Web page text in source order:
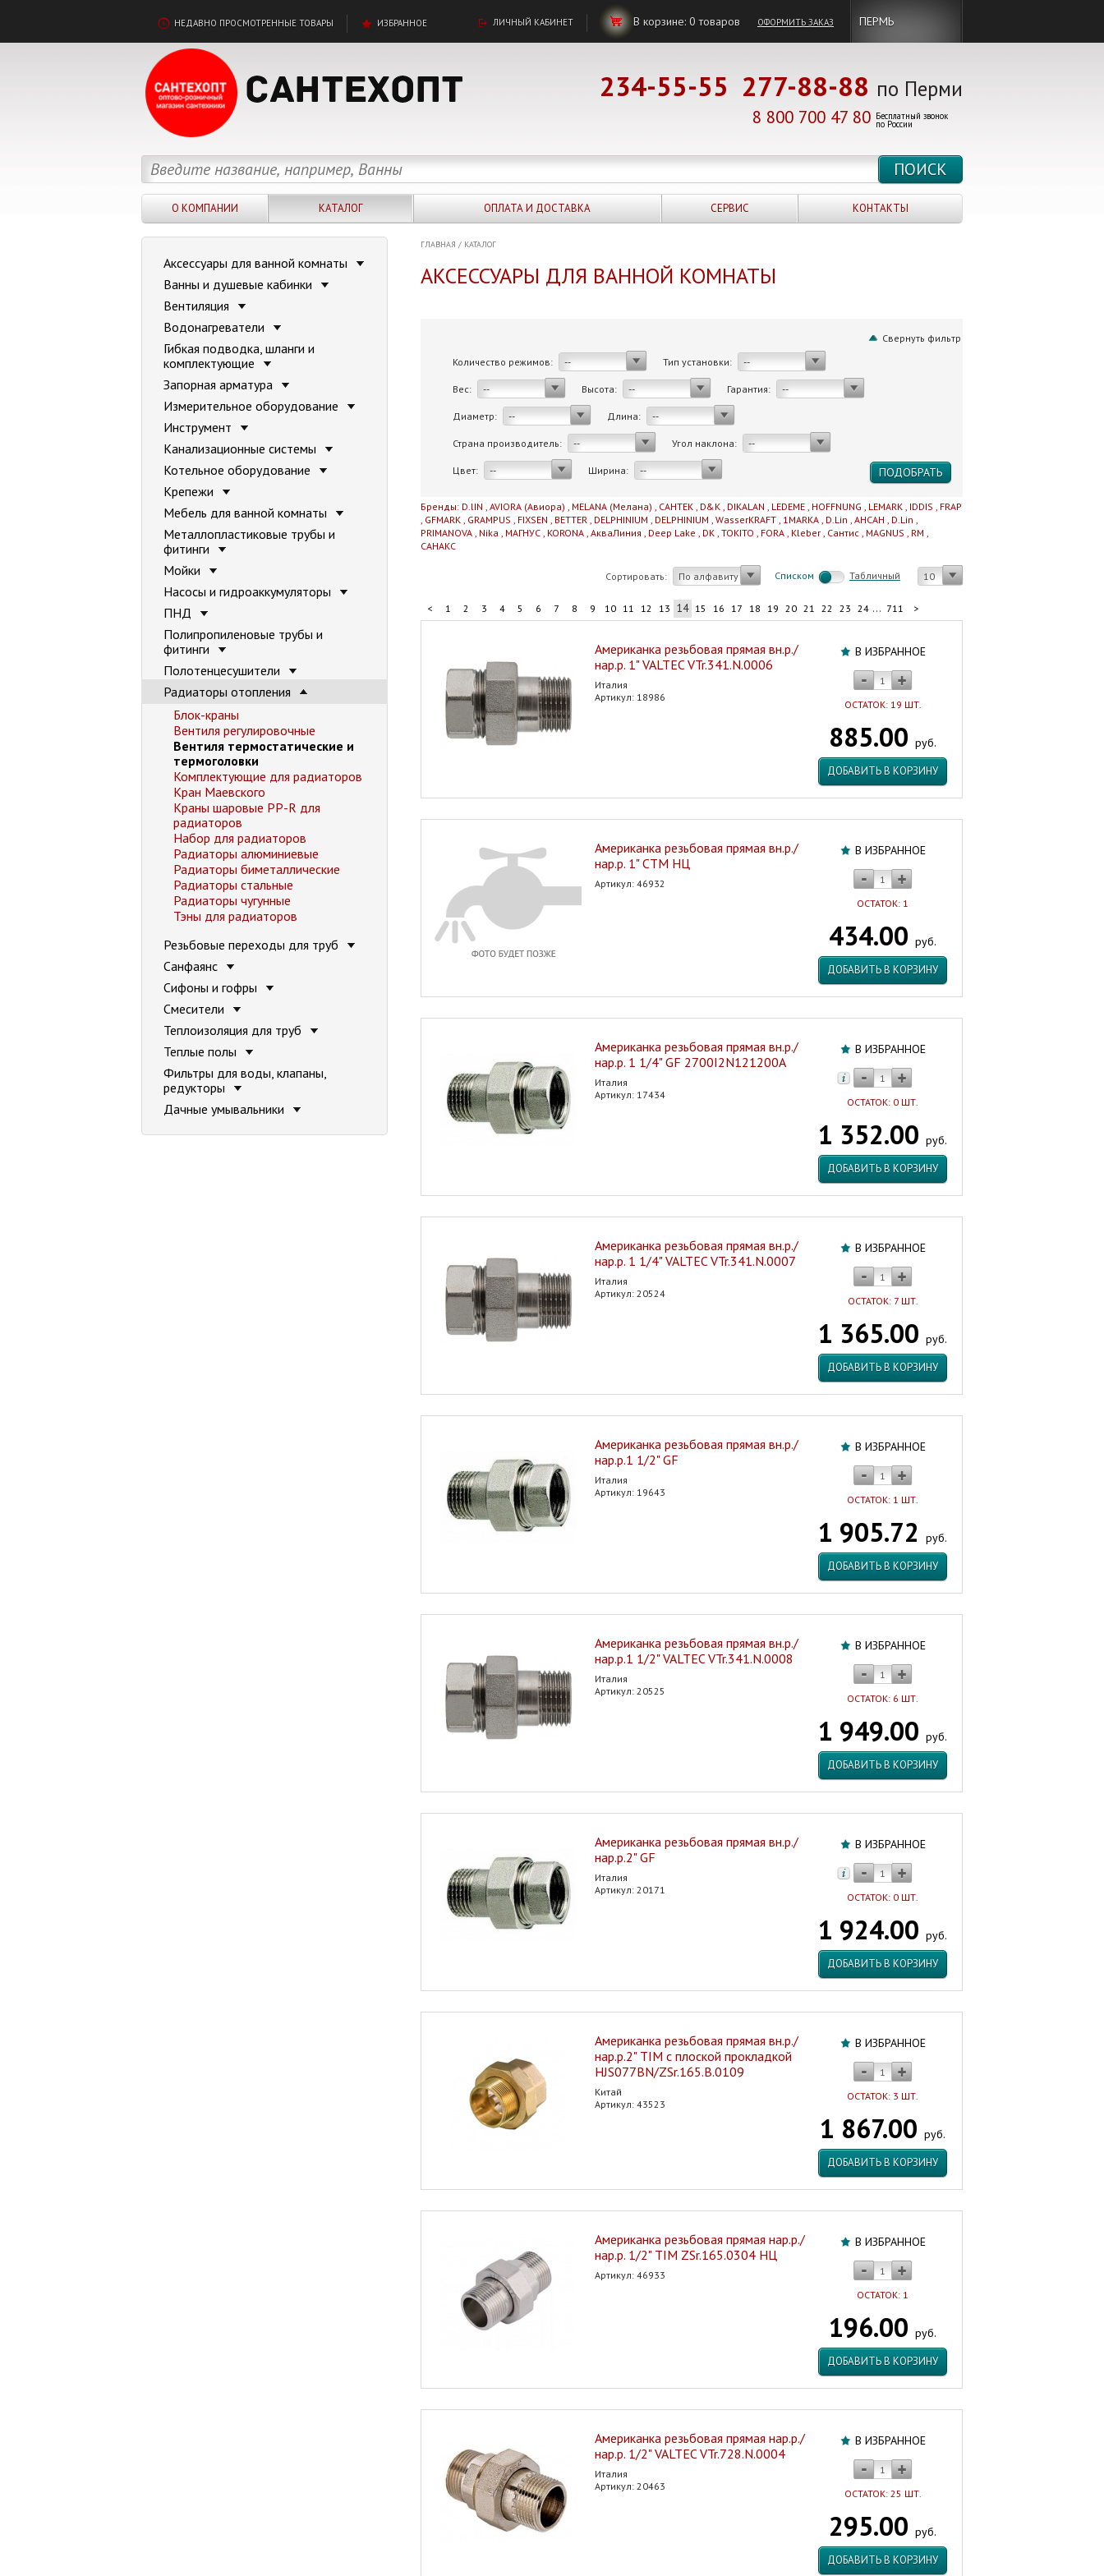
НЕДАВНО ПРОСМОТРЕННЫЕ ТОВАРЫ ИЗБРАННОЕ ЛИЧНЫЙ КАБИНЕТ В корзине: 0товаров ОФОРМИТЬ ЗАКАЗ ПЕРМЬ
234-55-55 277-88-88 по Перми
8 800 700 47 80 Бесплатный звонок
по России
О КОМПАНИИ КАТАЛОГ ОПЛАТА И ДОСТАВКА СЕРВИС КОНТАКТЫ
ГЛАВНАЯ / КАТАЛОГ
АКСЕССУАРЫ ДЛЯ ВАННОЙ КОМНАТЫ
Свернуть фильтр
Количество режимов:
-- Тип установки: --
Вес: -- Высота: -- Гарантия: --
Диаметр: -- Длина: --
Страна производитель: -- Угол наклона: --
Цвет: -- Ширина: --
Бренды: D.lIN , AVIORA (Авиора) , MELANA (Мелана) , САНТЕК , D&K , DIKALAN , LEDEME , HOFFNUNG , LEMARK , IDDIS , FRAP
, GFMARK , GRAMPUS , FIXSEN , BETTER , DELPHINIUM , DELPHINIUM , WasserKRAFT , 1MARKA , D.Lin , AHCAH , D.Lin ,
PRIMANOVA , Nika , МАГНУС , KORONA , АкваЛиния , Deep Lake , DK , TOKITO , FORA , Kleber , Сантис , MAGNUS , RM ,
САНАКС
Сортировать: По алфавиту Cписком Табличный 10
< 1 2 3 4 5 6 7 8 9 10 11 12 13 14 15 16 17 18 19 20 21 22 23 24 ... 711 >
В ИЗБРАННОЕ
ОСТАТОК: 19 ШТ.
885.00 руб.
ДОБАВИТЬ В КОРЗИНУ
Американка резьбовая прямая вн.р./
нар.р. 1" VALTEC VTr.341.N.0006
Италия
Артикул: 18986
В ИЗБРАННОЕ
ОСТАТОК: 1
434.00 руб.
ДОБАВИТЬ В КОРЗИНУ
Американка резьбовая прямая вн.р./
нар.р. 1" СТМ НЦ
Артикул: 46932
В ИЗБРАННОЕ
ОСТАТОК: 0 ШТ.
1 352.00 руб.
ДОБАВИТЬ В КОРЗИНУ
Американка резьбовая прямая вн.р./
нар.р. 1 1/4" GF 2700I2N121200A
Италия
Артикул: 17434
В ИЗБРАННОЕ
ОСТАТОК: 7 ШТ.
1 365.00 руб.
ДОБАВИТЬ В КОРЗИНУ
Американка резьбовая прямая вн.р./
нар.р. 1 1/4" VALTEC VTr.341.N.0007
Италия
Артикул: 20524
В ИЗБРАННОЕ
ОСТАТОК: 1 ШТ.
1 905.72 руб.
ДОБАВИТЬ В КОРЗИНУ
Американка резьбовая прямая вн.р./
нар.р.1 1/2" GF
Италия
Артикул: 19643
В ИЗБРАННОЕ
ОСТАТОК: 6 ШТ.
1 949.00 руб.
ДОБАВИТЬ В КОРЗИНУ
Американка резьбовая прямая вн.р./
нар.р.1 1/2" VALTEC VTr.341.N.0008
Италия
Артикул: 20525
В ИЗБРАННОЕ
ОСТАТОК: 0 ШТ.
1 924.00 руб.
ДОБАВИТЬ В КОРЗИНУ
Американка резьбовая прямая вн.р./
нар.р.2" GF
Италия
Артикул: 20171
В ИЗБРАННОЕ
ОСТАТОК: 3 ШТ.
1 867.00 руб.
ДОБАВИТЬ В КОРЗИНУ
Американка резьбовая прямая вн.р./
нар.р.2" TIM с плоской прокладкой
HJS077BN/ZSr.165.B.0109
Китай
Артикул: 43523
В ИЗБРАННОЕ
ОСТАТОК: 1
196.00 руб.
ДОБАВИТЬ В КОРЗИНУ
Американка резьбовая прямая нар.р./
нар.р. 1/2" TIM ZSr.165.0304 НЦ
Артикул: 46933
В ИЗБРАННОЕ
ОСТАТОК: 25 ШТ.
295.00 руб.
ДОБАВИТЬ В КОРЗИНУ
Американка резьбовая прямая нар.р./
нар.р. 1/2" VALTEC VTr.728.N.0004
Италия
Артикул: 20463
Аксессуары для ванной комнаты
Ванны и душевые кабинки
Вентиляция
Водонагреватели
Гибкая подводка, шланги и
комплектующие
Запорная арматура
Измерительное оборудование
Инструмент
Канализационные системы
Котельное оборудование
Крепежи
Мебель для ванной комнаты
Металлопластиковые трубы и
фитинги
Мойки
Насосы и гидроаккумуляторы
ПНД
Полипропиленовые трубы и
фитинги
Полотенцесушители
Радиаторы отопления
Блок-краны
Вентиля регулировочные
Вентиля термостатические и
термоголовки
Комплектующие для радиаторов
Кран Маевского
Краны шаровые PP-R для
радиаторов
Набор для радиаторов
Радиаторы алюминиевые
Радиаторы биметаллические
Радиаторы стальные
Радиаторы чугунные
Тэны для радиаторов
Резьбовые переходы для труб
Санфаянс
Сифоны и гофры
Смесители
Теплоизоляция для труб
Теплые полы
Фильтры для воды, клапаны,
редукторы
Дачные умывальники